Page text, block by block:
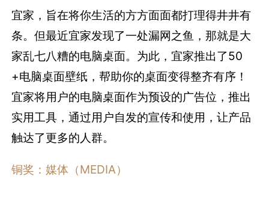
宜家，旨在将你生活的方方面面都打理得井井有
条。但最近宜家发现了一处漏网之鱼，那就是大
家乱七八糟的电脑桌面。为此，宜家推出了50
+电脑桌面壁纸，帮助你的桌面变得整齐有序！
宜家将用户的电脑桌面作为预设的广告位，推出
实用工具，通过用户自发的宣传和使用，让产品
触达了更多的人群。
铜奖：媒体（MEDIA）